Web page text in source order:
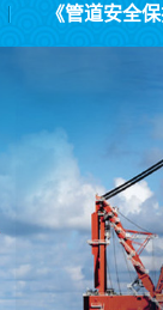
《管道安全